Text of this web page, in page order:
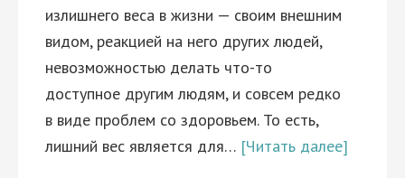
излишнего веса в жизни — своим внешним
видом, реакцией на него других людей,
невозможностью делать что-то
доступное другим людям, и совсем редко
в виде проблем со здоровьем. То есть,
лишний вес является для… [Читать далее]